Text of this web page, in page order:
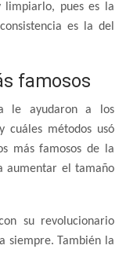
pues es la
es la del
famosos
le ayudaron a los
cuáles métodos usó
más famosos de la
aumentar el tamaño
su revolucionario
siempre. También la